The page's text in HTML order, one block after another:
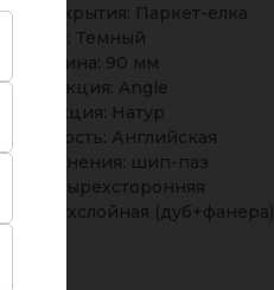
покрытия: Паркет-елка
Тон: Темный
Ширина: 90 мм
Коллекция: Angle
Селекция: Натур
Английская
соединения: шип-паз
четырехсторонняя
Двухслойная (дуб+фанера)